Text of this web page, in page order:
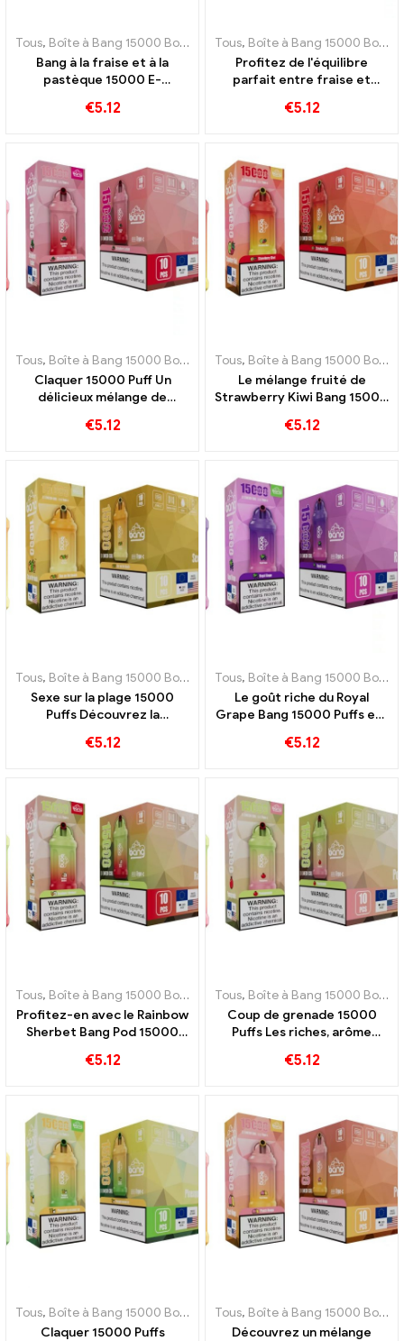
Tous, Boîte à Bang 15000 Bouffée ,E-cigarettes jetables Suède,E-
Bang à la fraise et à la
pastèque 15000 E-
combinaison
€5.12
Tous, Boîte à Bang 15000 Bouffée
Profitez de l'équilibre
parfait entre fraise et
E-cigarette jetable Puff
€5.12
Tous, Boîte à Bang 15000 Bouffée ,E-cigarettes jetables Suède,E-
Claquer 15000 Puff Un
délicieux mélange de
juteux
€5.12
Tous, Boîte à Bang 15000 Bouffée
Le mélange fruité de
Strawberry Kiwi Bang 15000
l'été
€5.12
Tous, Boîte à Bang 15000 Bouffée ,E-cigarettes jetables Suède,E-
Sexe sur la plage 15000
Puffs Découvrez la
fruits exotiques
€5.12
Tous, Boîte à Bang 15000 Bouffée
Le goût riche du Royal
Grape Bang 15000 Puffs est
fruit royal
€5.12
Tous, Boîte à Bang 15000 Bouffée ,E-cigarettes jetables Suède,E-
Profitez-en avec le Rainbow
Sherbet Bang Pod 15000
fruités variés
€5.12
Tous, Boîte à Bang 15000 Bouffée
Coup de grenade 15000
Puffs Les riches, arôme
plaisir des vapoteurs
€5.12
Tous, Boîte à Bang 15000 Bouffée ,E-cigarettes jetables Suède,E-
Claquer 15000 Puffs
Tous, Boîte à Bang 15000 Bouffée
Découvrez un mélange